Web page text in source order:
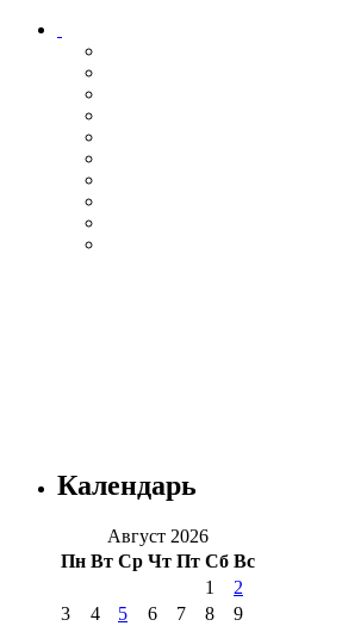
Календарь
Август 2026
Пн Вт Ср Чт Пт Сб Вс
1
2
3
4 5 6 7 8
9